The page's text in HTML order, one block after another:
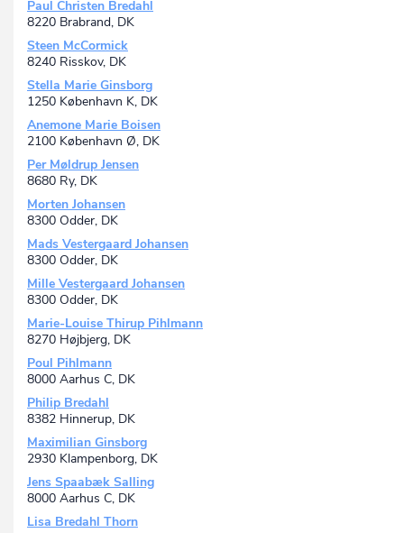
Paul Christen Bredahl
8220 Brabrand, DK
Steen McCormick
8240 Risskov, DK
Stella Marie Ginsborg
1250 København K, DK
Anemone Marie Boisen
2100 København Ø, DK
Per Møldrup Jensen
8680 Ry, DK
Morten Johansen
8300 Odder, DK
Mads Vestergaard Johansen
8300 Odder, DK
Mille Vestergaard Johansen
8300 Odder, DK
Marie-Louise Thirup Pihlmann
8270 Højbjerg, DK
Poul Pihlmann
8000 Aarhus C, DK
Philip Bredahl
8382 Hinnerup, DK
Maximilian Ginsborg
2930 Klampenborg, DK
Jens Spaabæk Salling
8000 Aarhus C, DK
Lisa Bredahl Thorn